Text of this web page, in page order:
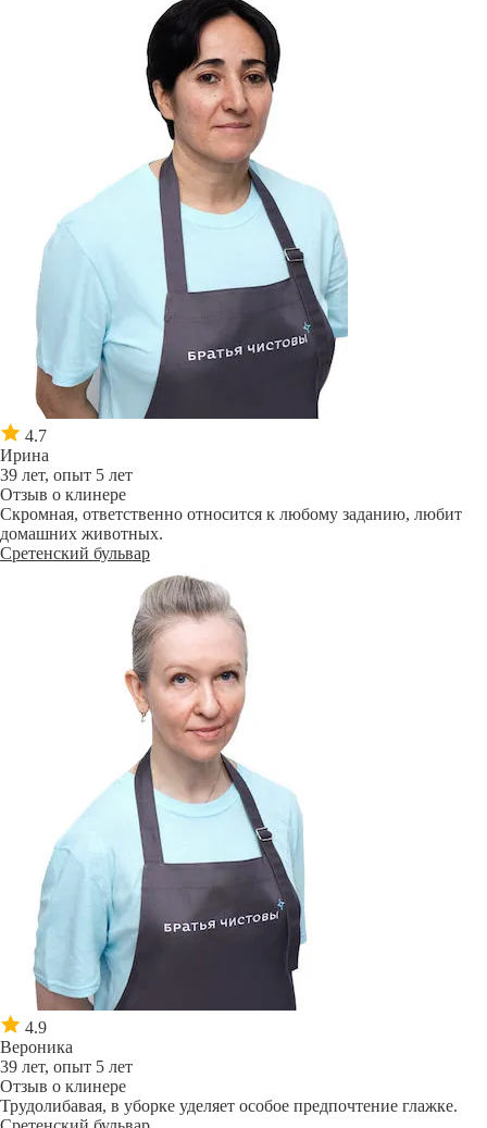
4.7
Ирина
39 лет, опыт 5 лет
Отзыв о клинере
Скромная, ответственно относится к любому заданию, любит
домашних животных.
Сретенский бульвар
4.9
Вероника
39 лет, опыт 5 лет
Отзыв о клинере
Трудолибавая, в уборке уделяет особое предпочтение глажке.